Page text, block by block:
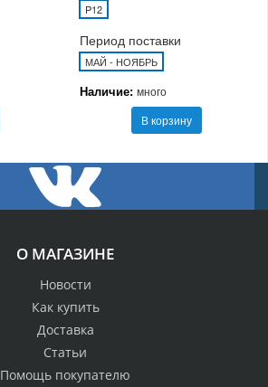
P12
Период поставки
МАЙ - НОЯБРЬ
Наличие: много
В корзину
О МАГАЗИНЕ
Новости
Как купить
Доставка
Статьи
Помощь покупателю